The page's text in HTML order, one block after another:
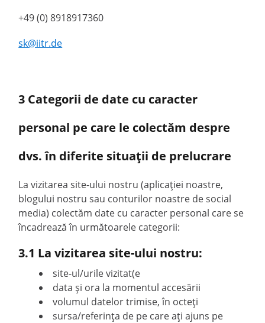
+49 (0) 8918917360
sk@iitr.de
3 Categorii de date cu caracter
personal pe care le colectăm despre
dvs. în diferite situații de prelucrare
La vizitarea site-ului nostru (aplicației noastre,
blogului nostru sau conturilor noastre de social
media) colectăm date cu caracter personal care se
încadrează în următoarele categorii:
3.1 La vizitarea site-ului nostru:
site-ul/urile vizitat(e
data și ora la momentul accesării
volumul datelor trimise, în octeți
sursa/referința de pe care ați ajuns pe